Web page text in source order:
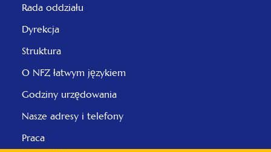
Rada oddziału
Dyrekcja
Struktura
O NFZ łatwym językiem
Godziny urzędowania
Nasze adresy i telefony
Praca